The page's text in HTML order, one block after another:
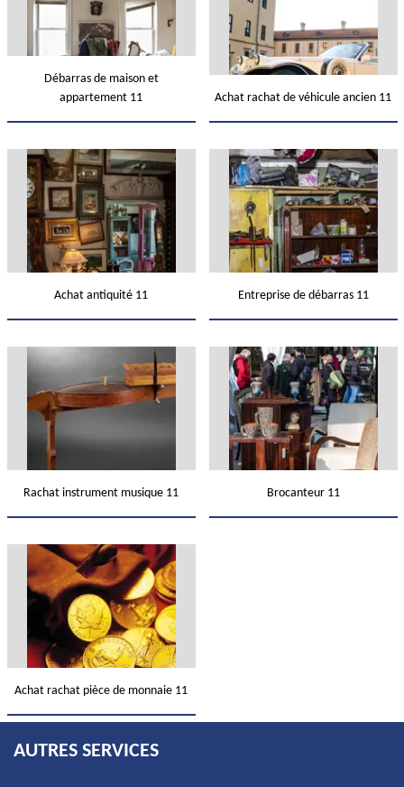
Débarras de maison et
appartement 11
Achat rachat de véhicule ancien 11
Achat antiquité 11 Entreprise de débarras 11
Rachat instrument musique 11 Brocanteur 11
Achat rachat pièce de monnaie 11
AUTRES SERVICES